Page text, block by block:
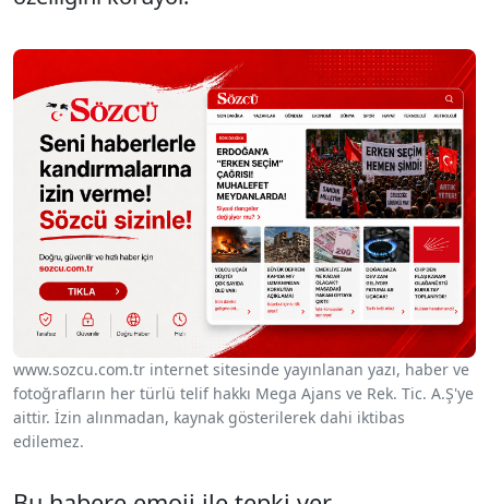
www.sozcu.com.tr internet sitesinde yayınlanan yazı, haber ve
fotoğrafların her türlü telif hakkı Mega Ajans ve Rek. Tic. A.Ş'ye
aittir. İzin alınmadan, kaynak gösterilerek dahi iktibas
edilemez.